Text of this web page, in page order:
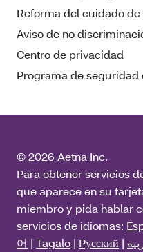
Reforma del cuidado de
Aviso de no
Centro de privacidad
Programa de seguridad
© 2026 Aetna Inc.
Para obtener servicios
que aparece en su
miembro y pida hablar
servicios de idiomas:
어 | Tagalo | Pусский |